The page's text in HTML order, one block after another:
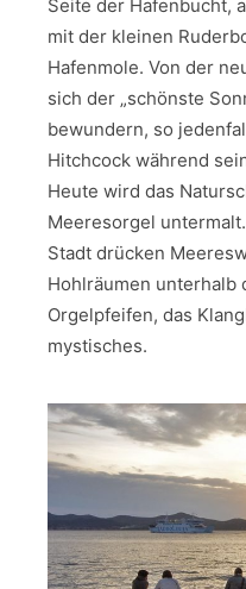
Seite der Hafenbucht,
mit der kleinen
Hafenmole. Von der
sich der „schönste
bewundern, so
Hitchcock während
Heute wird das
Meeresorgel
Stadt drücken
Hohlräumen unterhalb
Orgelpfeifen, das
mystisches.